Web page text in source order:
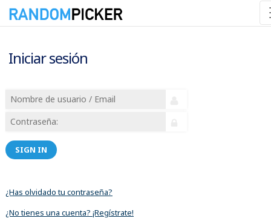
Iniciar sesión
SIGN IN
¿Has olvidado tu contraseña?
¿No tienes una cuenta? ¡Regístrate!